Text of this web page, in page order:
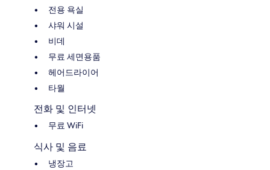
전용 욕실
샤워 시설
비데
무료 세면용품
헤어드라이어
타월
전화 및 인터넷
무료 WiFi
식사 및 음료
냉장고